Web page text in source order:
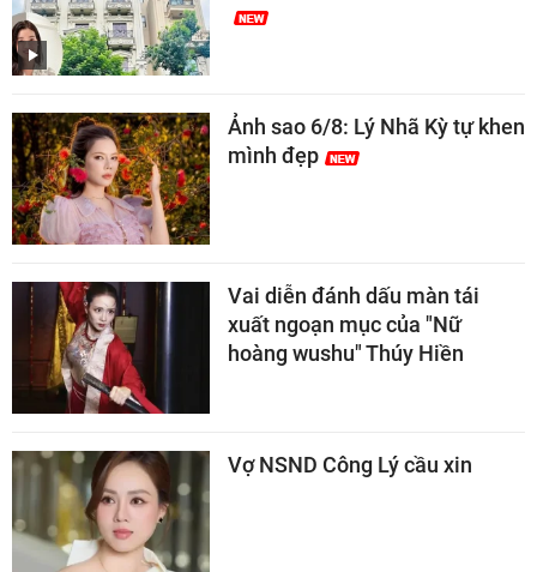
Ảnh sao 6/8: Lý Nhã Kỳ tự khen
mình đẹp
Vai diễn đánh dấu màn tái
xuất ngoạn mục của "Nữ
hoàng wushu" Thúy Hiền
Vợ NSND Công Lý cầu xin